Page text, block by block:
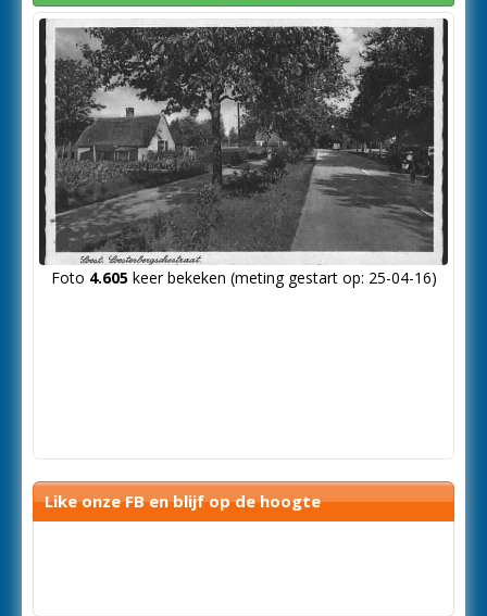
Foto 4.605keer bekeken (meting gestart op: 25-04-16)
Like onze FB en blijf op de hoogte